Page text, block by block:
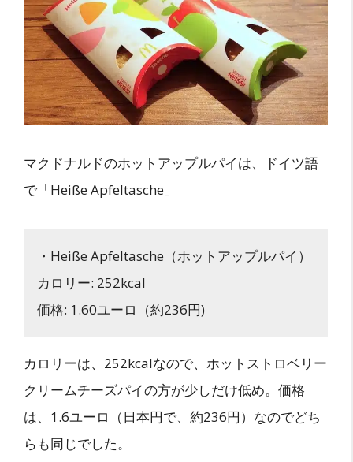
マクドナルドのホットアップルパイは、ドイツ語
で「Heiße Apfeltasche」
・Heiße Apfeltasche（ホットアップルパイ）
カロリー: 252kcal
価格: 1.60ユーロ（約236円)
カロリーは、252kcalなので、ホットストロベリー
クリームチーズパイの方が少しだけ低め。価格
は、1.6ユーロ（日本円で、約236円）なのでどち
らも同じでした。